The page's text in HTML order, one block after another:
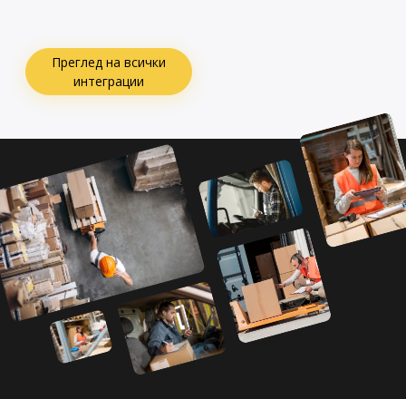
Преглед на всички
интеграции